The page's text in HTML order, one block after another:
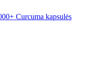
Curcuma kapsulės